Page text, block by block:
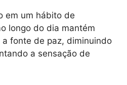
em um hábito de
longo do dia mantém
fonte de paz, diminuindo
a sensação de